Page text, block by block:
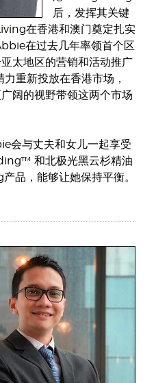
后，发挥其关键
在香港和澳门奠定扎实
在过去几年率领首个区
太地区的营销和活动推广
重新投放在香港市场，
阔的视野带领这两个市场
会与丈夫和女儿一起享受
和北极光黑云杉精油
品，能够让她保持平衡。